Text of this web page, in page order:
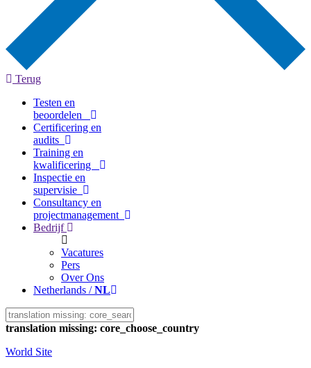
Terug
Testen en
beoordelen
Certificering en
audits
Training en
kwalificering
Inspectie en
supervisie
Consultancy en
projectmanagement
Bedrijf
Vacatures
Pers
Over Ons
Netherlands /NL
translation missing: core_choose_country
World Site